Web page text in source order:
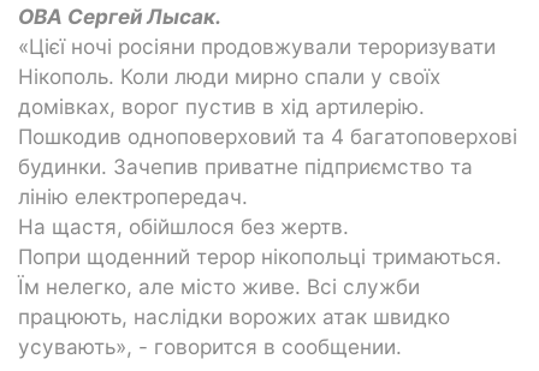
ОВА Сергей Лысак.
«Цієї ночі росіяни продовжували тероризувати
Нікополь. Коли люди мирно спали у своїх
домівках, ворог пустив в хід артилерію.
Пошкодив одноповерховий та 4 багатоповерхові
будинки. Зачепив приватне підприємство та
лінію електропередач.
На щастя, обійшлося без жертв.
Попри щоденний терор нікопольці тримаються.
Їм нелегко, але місто живе. Всі служби
працюють, наслідки ворожих атак швидко
усувають», - говорится в сообщении.